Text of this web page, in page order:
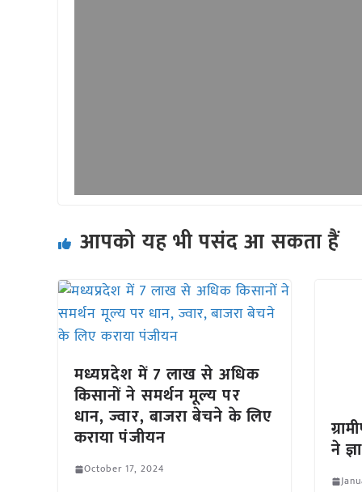
आपको यह भी पसंद आ सकता हैं
मध्यप्रदेश में 7 लाख से अधिक
किसानों ने समर्थन मूल्य पर
धान, ज्वार, बाजरा बेचने के लिए
कराया पंजीयन
October 17, 2024
ने